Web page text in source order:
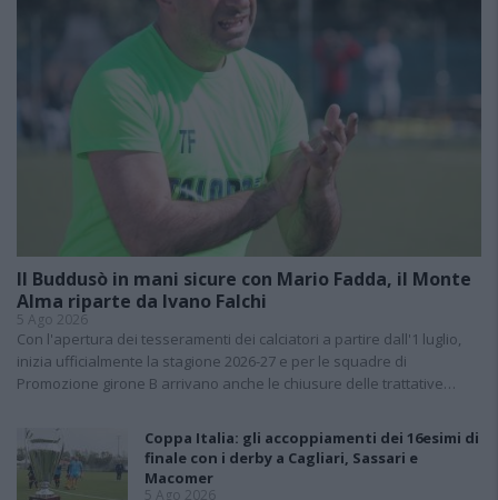
Il Buddusò in mani sicure con Mario Fadda, il Monte
Alma riparte da Ivano Falchi
5 Ago 2026
Con l'apertura dei tesseramenti dei calciatori a partire dall'1 luglio,
inizia ufficialmente la stagione 2026-27 e per le squadre di
Promozione girone B arrivano anche le chiusure delle trattative…
Coppa Italia: gli accoppiamenti dei 16esimi di
finale con i derby a Cagliari, Sassari e
Macomer
5 Ago 2026